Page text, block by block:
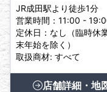
JR成田駅より徒歩1分
営業時間：11:00 -
定休日：なし（臨時休
末年始を除く）
取扱商材: すべて
店舗詳細・地